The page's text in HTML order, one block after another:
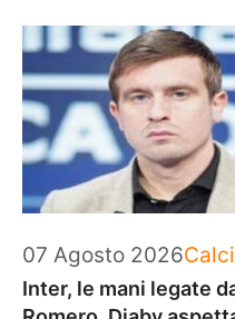
07 Agosto 2026
Inter, le mani legate